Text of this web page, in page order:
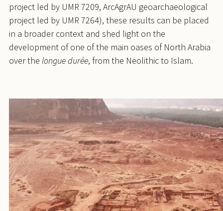
project led by UMR 7209, ArcAgrAU geoarchaeological
project led by UMR 7264), these results can be placed
in a broader context and shed light on the
development of one of the main oases of North Arabia
over the longue durée, from the Neolithic to Islam.